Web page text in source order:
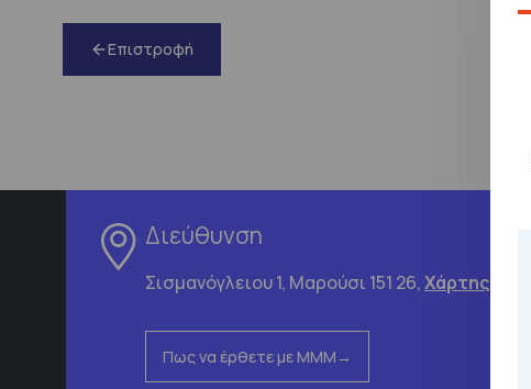
Επιστροφή
Διεύθυνση
Σισμανόγλειου 1, Μαρούσι 151 26,Χάρτης
Πως να έρθετε με ΜΜΜ